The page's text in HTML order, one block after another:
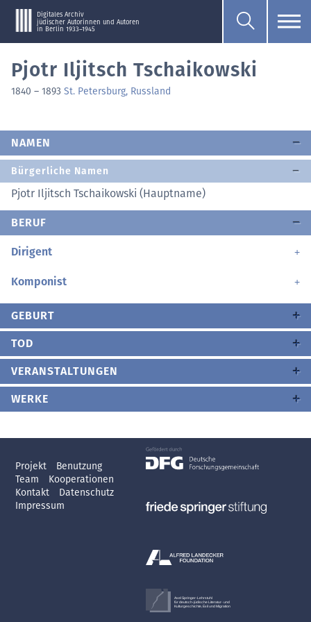
Digitales Archiv
jüdischer Autorinnen und Autoren
in Berlin 1933–1945
Pjotr Iljitsch Tschaikowski
1840 – 1893 St. Petersburg, Russland
NAMEN
Bürgerliche Namen
Pjotr Iljitsch Tschaikowski (Hauptname)
BERUF
Dirigent
Komponist
GEBURT
TOD
VERANSTALTUNGEN
WERKE
Projekt
Benutzung
Team
Kooperationen
Kontakt
Datenschutz
Impressum
Axel Springer-Lehrstuhl
für deutsch-jüdische Literatur- und
Kulturgeschichte, Exil und Migration